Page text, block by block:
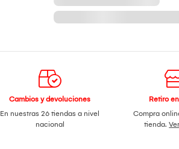
Cambios y devoluciones
En nuestras 26 tiendas a nivel
nacional
Retiro
Compra
tienda.